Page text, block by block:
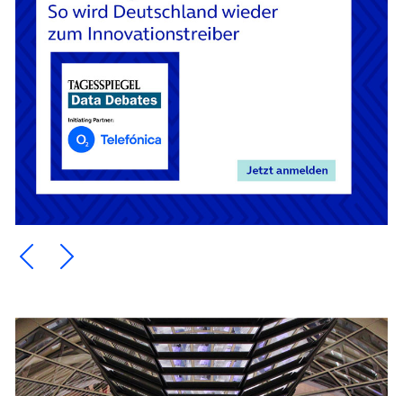
Ein Element zurück blättern
Ein Element weiter blättern